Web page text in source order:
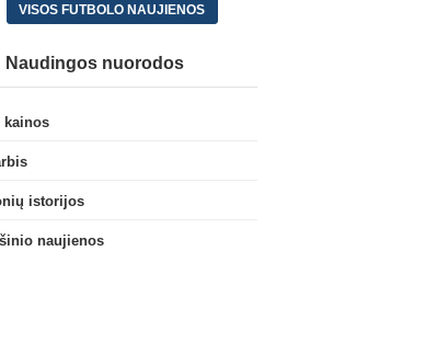
VISOS FUTBOLO NAUJIENOS
Naudingos nuorodos
kainos
istorijos
naujienos